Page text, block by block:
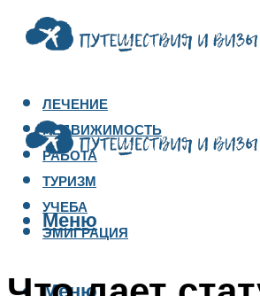
ЛЕЧЕНИЕ
НЕДВИЖИМОСТЬ
РАБОТА
ТУРИЗМ
УЧЕБА
ЭМИГРАЦИЯ
Меню
Меню